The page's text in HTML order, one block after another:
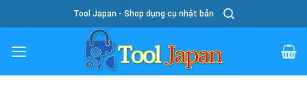
To
Content
Tool Japan - Shop dụng cụ nhật bản